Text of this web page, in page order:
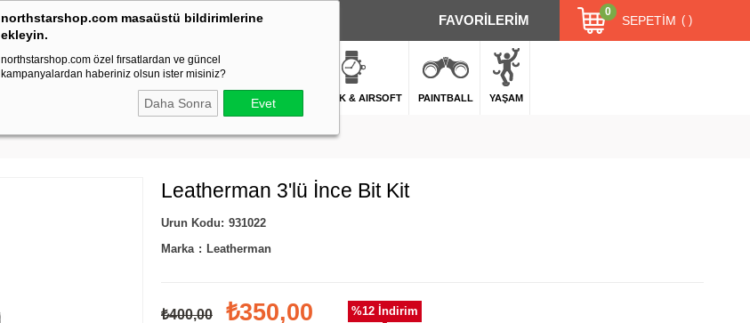
northstarshop.com masaüstü bildirimlerine
ekleyin.
northstarshop.com özel fırsatlardan ve güncel
kampanyalardan haberiniz olsun ister misiniz?
Daha Sonra Evet
FAVORİLERİM SEPETIM
0
FENER DAĞCILIK & İŞ GÜVENLİĞİ ATICILIK & AIRSOFT PAINTBALL YAŞAM
Leatherman 3'lü İnce Bit Kit
931022
Marka : Leatherman
₺400,00 ₺350,00 %12 İndirim